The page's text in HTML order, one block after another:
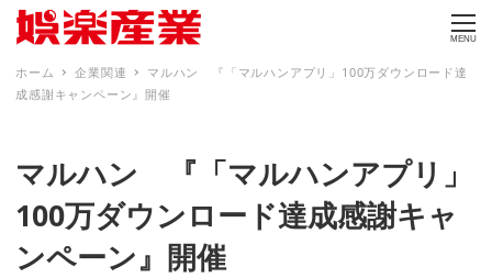
MENU
ホーム 企業関連
マルハン 『「マルハンアプリ」100万ダウンロード達
成感謝キャンペーン』開催
マルハン 『「マルハンアプリ」
100万ダウンロード達成感謝キャ
ンペーン』開催